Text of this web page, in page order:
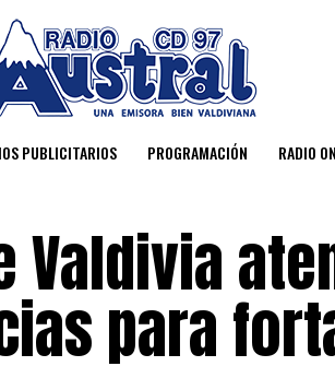
PUBLICITARIOS PROGRAMACIÓN RADIO
Valdivia
para